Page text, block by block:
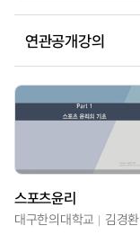
연관공개강의
스포츠윤리
대구한의대학교 김경환